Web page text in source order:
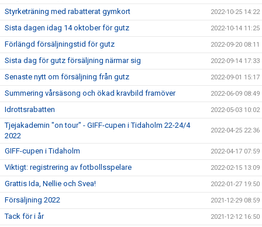
Styrketräning med rabatterat gymkort 2022-10-25 14:22
Sista dagen idag 14 oktober för gutz 2022-10-14 11:25
Förlängd försäljningstid för gutz 2022-09-20 08:11
Sista dag för gutz försäljning närmar sig 2022-09-14 17:33
Senaste nytt om försäljning från gutz 2022-09-01 15:17
Summering vårsäsong och ökad kravbild framöver 2022-06-09 08:49
Idrottsrabatten 2022-05-03 10:02
Tjejakademin "on tour" - GIFF-cupen i Tidaholm 22-24/4
2022
2022-04-25 22:36
GIFF-cupen i Tidaholm 2022-04-17 07:59
Viktigt: registrering av fotbollsspelare 2022-02-15 13:09
Grattis Ida, Nellie och Svea! 2022-01-27 19:50
Försäljning 2022 2021-12-29 08:59
Tack för i år 2021-12-12 16:50